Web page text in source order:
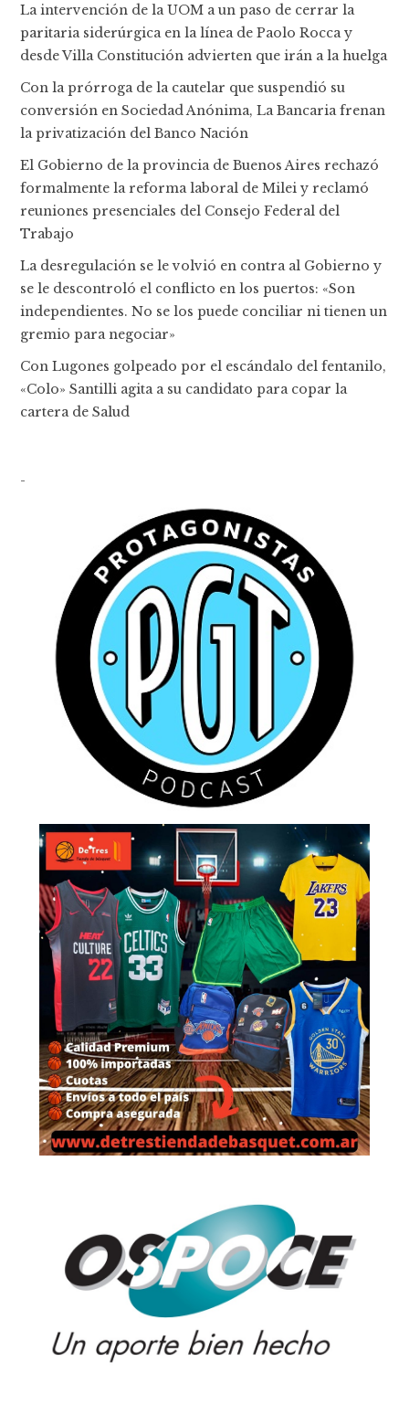
La intervención de la UOM a un paso de cerrar la
paritaria siderúrgica en la línea de Paolo Rocca y
desde Villa Constitución advierten que irán a la huelga
Con la prórroga de la cautelar que suspendió su
conversión en Sociedad Anónima, La Bancaria frenan
la privatización del Banco Nación
El Gobierno de la provincia de Buenos Aires rechazó
formalmente la reforma laboral de Milei y reclamó
reuniones presenciales del Consejo Federal del
Trabajo
La desregulación se le volvió en contra al Gobierno y
se le descontroló el conflicto en los puertos: «Son
independientes. No se los puede conciliar ni tienen un
gremio para negociar»
Con Lugones golpeado por el escándalo del fentanilo,
«Colo» Santilli agita a su candidato para copar la
cartera de Salud
-